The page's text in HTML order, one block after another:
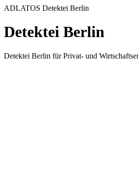
ADLATOS Detektei Berlin
Detektei Berlin
Detektei Berlin für Privat- und